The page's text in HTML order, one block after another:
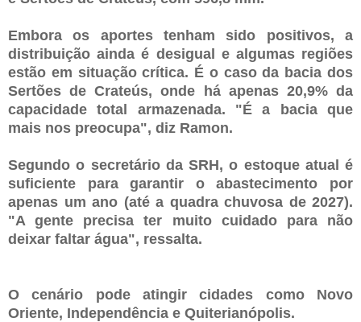
Embora os aportes tenham sido positivos, a
distribuição ainda é desigual e algumas regiões
estão em situação crítica. É o caso da bacia dos
Sertões de Crateús, onde há apenas 20,9% da
capacidade total armazenada. "É a bacia que
mais nos preocupa", diz Ramon.
Segundo o secretário da SRH, o estoque atual é
suficiente para garantir o abastecimento por
apenas um ano (até a quadra chuvosa de 2027).
"A gente precisa ter muito cuidado para não
deixar faltar água", ressalta.
O cenário pode atingir cidades como Novo
Oriente, Independência e Quiterianópolis.